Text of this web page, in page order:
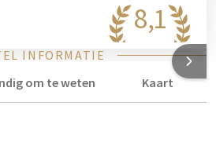
8,1
INFORMATIE
om te weten
Kaart